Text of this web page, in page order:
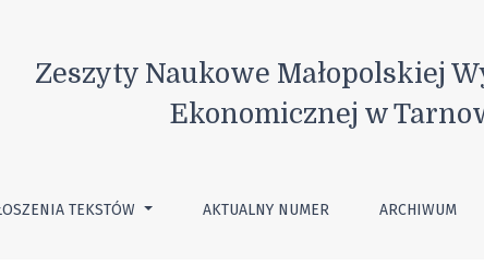
CSR jako element strategii organizacji
Zeszyty Naukowe Małopolskiej
Ekonomicznej w
TEKSTÓW AKTUALNY NUMER ARCHIWUM